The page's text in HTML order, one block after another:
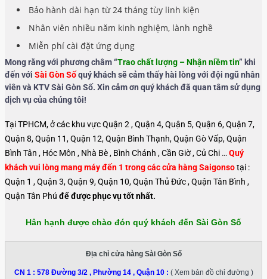
Bảo hành dài hạn từ 24 tháng tùy linh kiện
Nhân viên nhiều năm kinh nghiệm, lành nghề
Miễn phí cài đặt ứng dụng
Mong rằng với phương châm “Trao chất lượng – Nhận niềm tin” khi
đến với Sài Gòn Sốquý khách sẽ cảm thấy hài lòng với đội ngũ nhân
viên và KTV Sài Gòn Số. Xin cảm ơn quý khách đã quan tâm sử dụng
dịch vụ của chúng tôi!
Tại TPHCM, ở các khu vực Quận 2 , Quận 4, Quận 5, Quận 6, Quận 7,
Quận 8, Quận 11, Quận 12, Quận Bình Thạnh, Quận Gò Vấp, Quận
Bình Tân , Hóc Môn , Nhà Bè , Bình Chánh , Cần Giờ , Củ Chi …Quý
khách vui lòng mang máy đến 1 trong các cửa hàng Saigonsotại :
Quận 1 , Quận 3, Quận 9, Quận 10, Quận Thủ Đức , Quận Tân Bình ,
Quận Tân Phú để được phục vụ tốt nhất.
Hân hạnh được chào đón quý khách đến Sài Gòn Số
Địa chỉ cửa hàng Sài Gòn Số
CN 1 : 578 Đường 3/2 , Phường 14 , Quận 10: ( Xem bản đồ chỉ đường )